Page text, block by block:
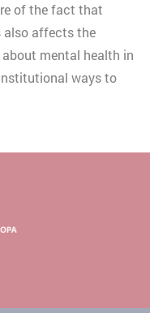
of the fact that
also affects the
mental health in
ways to